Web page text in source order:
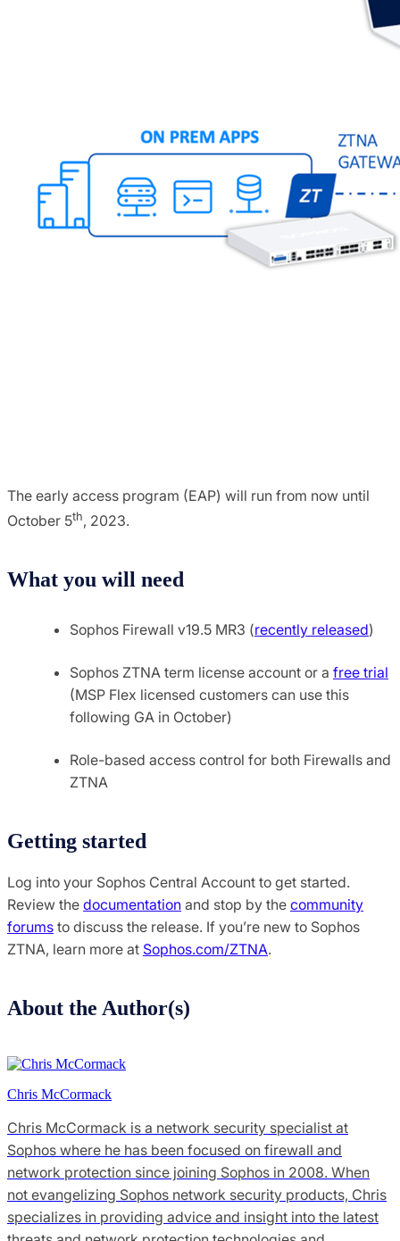
The early access program (EAP) will run from now until
October 5th, 2023.
What you will need
Sophos Firewall v19.5 MR3 (recently released)
Sophos ZTNA term license account or a free trial
(MSP Flex licensed customers can use this
following GA in October)
Role-based access control for both Firewalls and
ZTNA
Getting started
Log into your Sophos Central Account to get started.
Review the documentation and stop by the community
forums to discuss the release. If you’re new to Sophos
ZTNA, learn more at Sophos.com/ZTNA.
About the Author(s)
Chris McCormack
Chris McCormack is a network security specialist at
Sophos where he has been focused on firewall and
network protection since joining Sophos in 2008. When
not evangelizing Sophos network security products, Chris
specializes in providing advice and insight into the latest